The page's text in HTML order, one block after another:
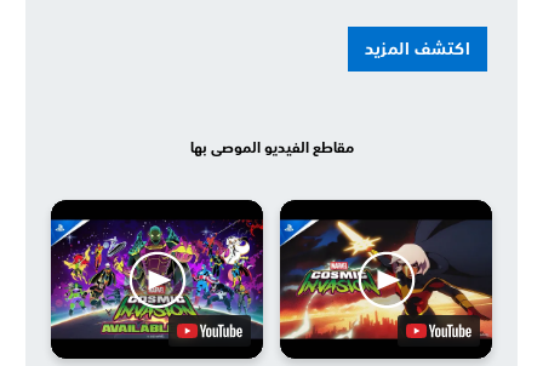
اكتشف المزيد
مقاطع الفيديو الموصى بها